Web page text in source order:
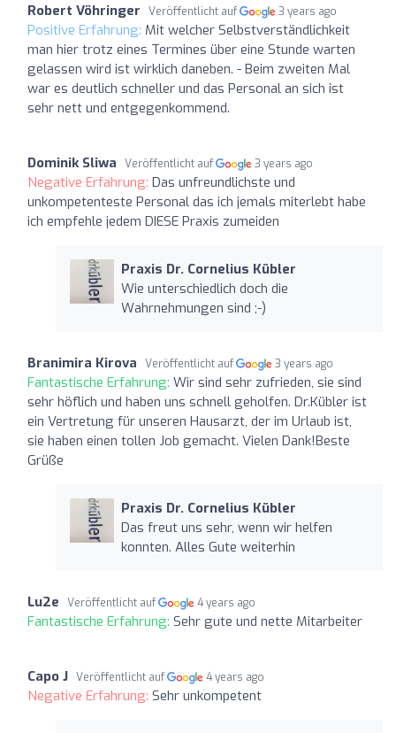
Robert Vöhringer Veröffentlicht auf 3 years ago
Positive Erfahrung: Mit welcher Selbstverständlichkeit
man hier trotz eines Termines über eine Stunde warten
gelassen wird ist wirklich daneben. - Beim zweiten Mal
war es deutlich schneller und das Personal an sich ist
sehr nett und entgegenkommend.
Dominik Sliwa Veröffentlicht auf 3 years ago
Negative Erfahrung: Das unfreundlichste und
unkompetenteste Personal das ich jemals miterlebt habe
ich empfehle jedem DIESE Praxis zumeiden
Praxis Dr. Cornelius Kübler
Wie unterschiedlich doch die
Wahrnehmungen sind ;-)
Branimira Kirova Veröffentlicht auf 3 years ago
Fantastische Erfahrung: Wir sind sehr zufrieden, sie sind
sehr höflich und haben uns schnell geholfen. Dr.Kübler ist
ein Vertretung für unseren Hausarzt, der im Urlaub ist,
sie haben einen tollen Job gemacht. Vielen Dank!Beste
Grüße
Praxis Dr. Cornelius Kübler
Das freut uns sehr, wenn wir helfen
konnten. Alles Gute weiterhin
Lu2e Veröffentlicht auf 4 years ago
Fantastische Erfahrung: Sehr gute und nette Mitarbeiter
Capo J Veröffentlicht auf 4 years ago
Negative Erfahrung: Sehr unkompetent